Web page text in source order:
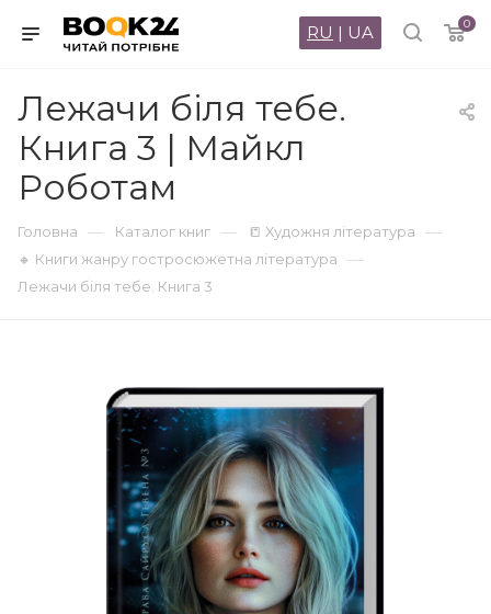
0
RU | UA
Лежачи біля тебе.
Книга 3 | Майкл
Роботам
Головна — Каталог книг — 📒 Художня література —
🔸 Книги жанру гостросюжетна література —
Лежачи біля тебе. Книга 3